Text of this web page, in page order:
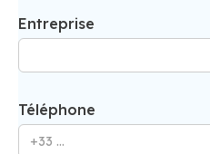
Entreprise
Téléphone